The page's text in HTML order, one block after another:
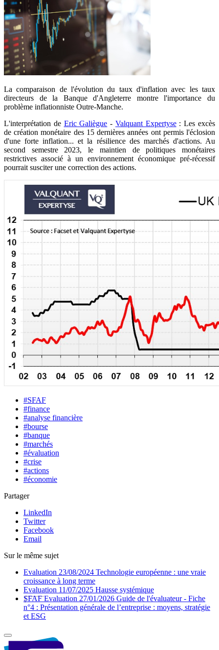
La comparaison de l'évolution du taux d'inflation avec les taux
directeurs de la Banque d'Angleterre montre l'importance du
problème inflationniste Outre-Manche.
L'interprétation de Eric Galiègue - Valquant Expertyse: Les excès
de création monétaire des 15 dernières années ont permis l'éclosion
d'une forte inflation... et la résilience des marchés d'actions. Au
second semestre 2023, le maintien de politiques monétaires
restrictives associé à un environnement économique pré-récessif
pourrait susciter une correction des actions.
#SFAF
#finance
#analyse financière
#bourse
#banque
#marchés
#évaluation
#crise
#actions
#économie
Partager
LinkedIn
Twitter
Facebook
Email
Sur le même sujet
Evaluation 23/08/2024 Technologie européenne : une vraie
croissance à long terme
Evaluation 11/07/2025 Hausse systémique
SFAF Evaluation 27/01/2026 Guide de l'évaluateur - Fiche
n°4 : Présentation générale de l’entreprise : moyens, stratégie
et ESG